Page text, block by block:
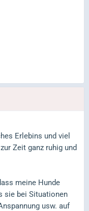
Erlebins und viel
Zeit ganz ruhig und
meine Hunde
sie bei Situationen
usw. auf